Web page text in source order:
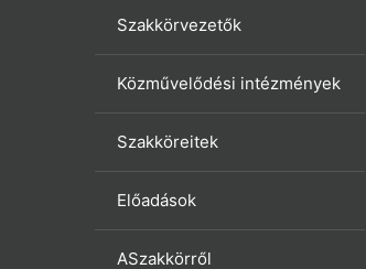
Szakkörvezetők
Közművelődési intézmények
Szakköreitek
Előadások
ASzakkörről